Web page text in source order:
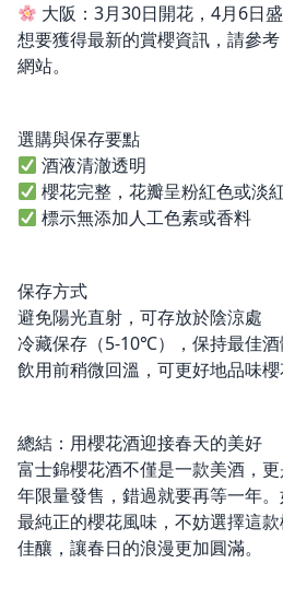
大阪：3月30日開花，4月6日
想要獲得最新的賞櫻資訊，請參
網站。
選購與保存要點
酒液清澈透明
櫻花完整，花瓣呈粉紅色或淡
標示無添加人工色素或香料
保存方式
避免陽光直射，可存放於陰涼處
冷藏保存（5-10℃），保持最佳
飲用前稍微回溫，可更好地品味
總結：用櫻花酒迎接春天的美好
富士錦櫻花酒不僅是一款美酒，
年限量發售，錯過就要再等一年
最純正的櫻花風味，不妨選擇這
佳釀，讓春日的浪漫更加圓滿。